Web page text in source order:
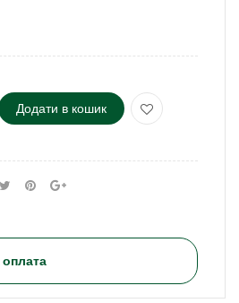
Додати в кошик